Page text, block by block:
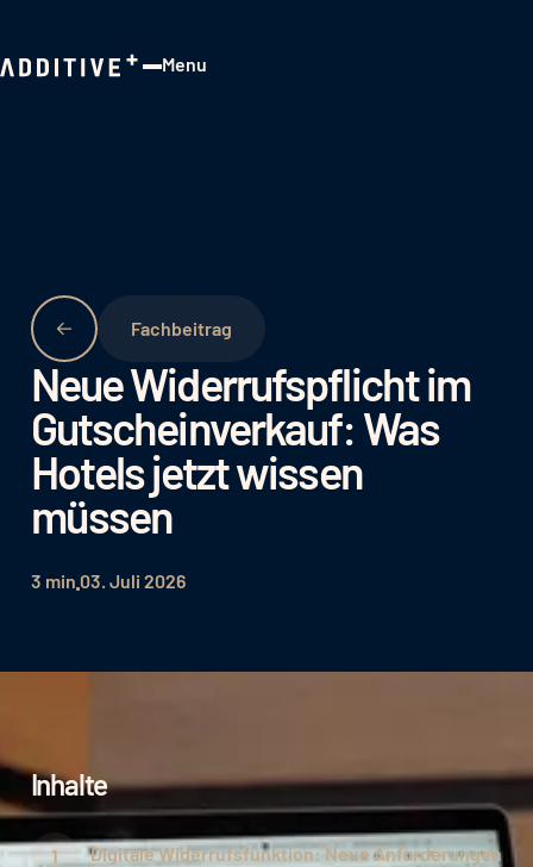
Menu
Fachbeitrag
Neue Widerrufspflicht im
Gutscheinverkauf: Was
Hotels jetzt wissen
müssen
3 min 03. Juli 2026
Inhalte
Digitale Widerrufsfunktion: Neue Anforderungen